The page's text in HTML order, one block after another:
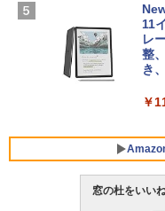
￥
11
レ
整
き
￥
窓の杜をいい